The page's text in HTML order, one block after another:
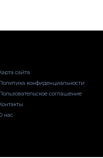
сайта
конфиденциальности
соглашение
нас